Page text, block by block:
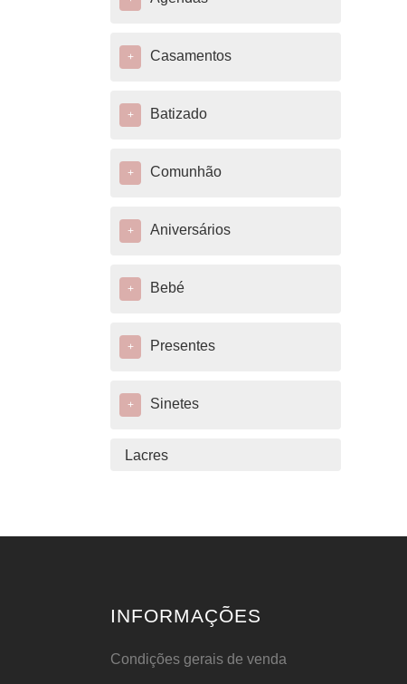
+ Casamentos
+ Batizado
+ Comunhão
+ Aniversários
+ Bebé
+ Presentes
+ Sinetes
Lacres
INFORMAÇÕES
Condições gerais de venda